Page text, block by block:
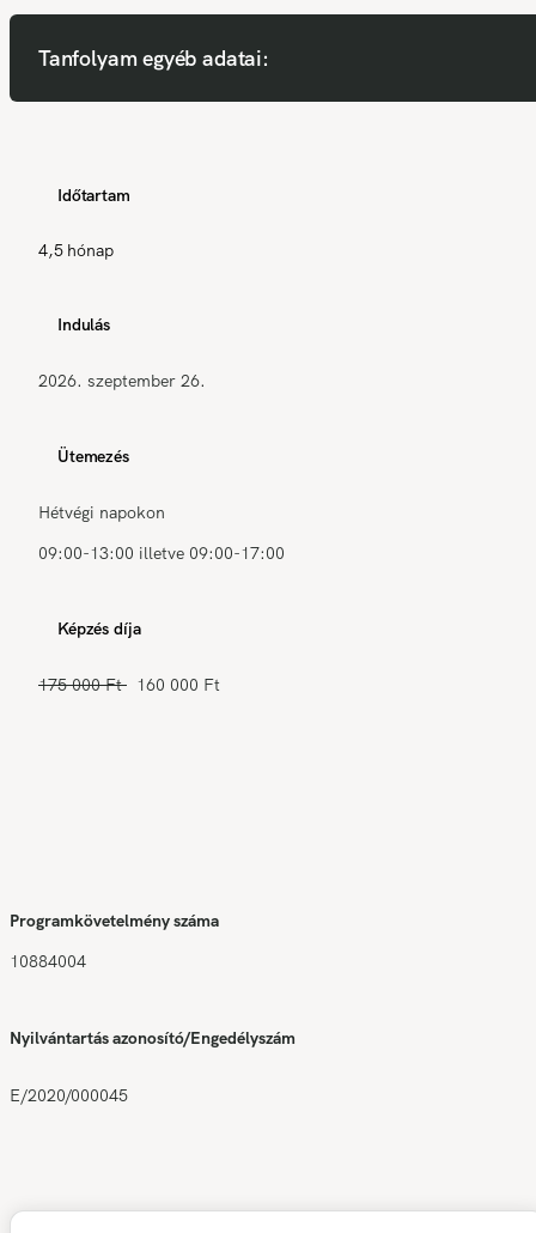
Tanfolyam egyéb adatai:
Időtartam
4,5 hónap
Indulás
2026. szeptember 26.
Ütemezés
Hétvégi napokon
09:00-13:00 illetve 09:00-17:00
Képzés díja
175 000 Ft 160 000 Ft
Programkövetelmény száma
10884004
Nyilvántartás azonosító/Engedélyszám
E/2020/000045